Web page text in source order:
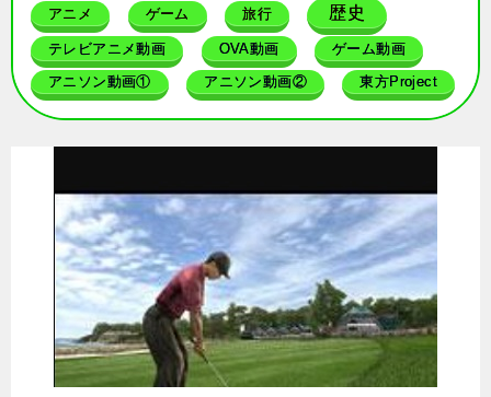
アニメ ゲーム 旅行 歴史
テレビアニメ動画 OVA動画 ゲーム動画
アニソン動画① アニソン動画② 東方Project